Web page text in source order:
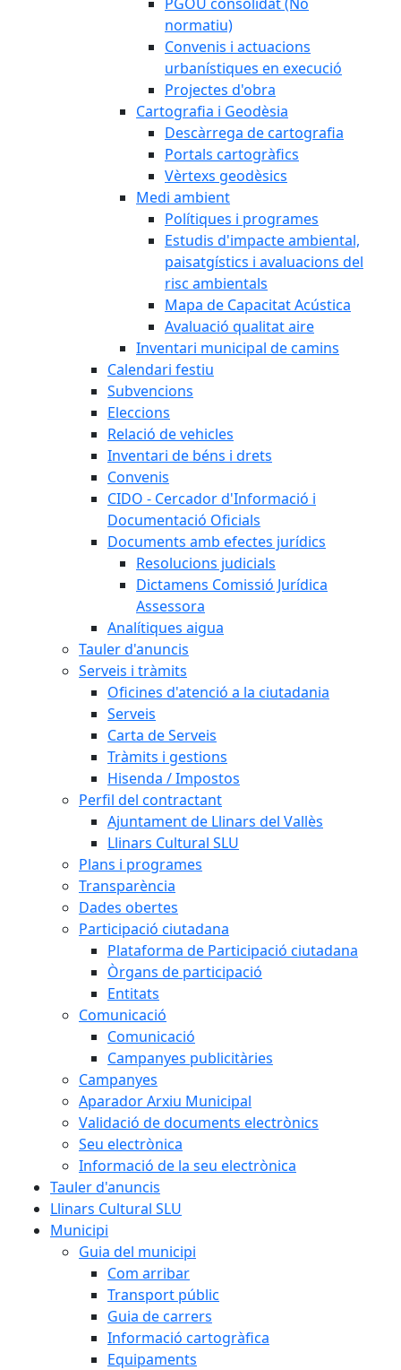
normatiu)
Convenis i actuacions
urbanístiques en execució
Projectes d'obra
Cartografia i Geodèsia
Descàrrega de cartografia
Portals cartogràfics
Vèrtexs geodèsics
Medi ambient
Polítiques i programes
Estudis d'impacte ambiental,
paisatgístics i avaluacions del
risc ambientals
Mapa de Capacitat Acústica
Avaluació qualitat aire
Inventari municipal de camins
Calendari festiu
Subvencions
Eleccions
Relació de vehicles
Inventari de béns i drets
Convenis
CIDO - Cercador d'Informació i
Documentació Oficials
Documents amb efectes jurídics
Resolucions judicials
Dictamens Comissió Jurídica
Assessora
Analítiques aigua
Tauler d'anuncis
Serveis i tràmits
Oficines d'atenció a la ciutadania
Serveis
Carta de Serveis
Tràmits i gestions
Hisenda / Impostos
Perfil del contractant
Ajuntament de Llinars del Vallès
Llinars Cultural SLU
Plans i programes
Transparència
Dades obertes
Participació ciutadana
Plataforma de Participació ciutadana
Òrgans de participació
Entitats
Comunicació
Comunicació
Campanyes publicitàries
Campanyes
Aparador Arxiu Municipal
Validació de documents electrònics
Seu electrònica
Informació de la seu electrònica
Tauler d'anuncis
Llinars Cultural SLU
Municipi
Guia del municipi
Com arribar
Transport públic
Guia de carrers
Informació cartogràfica
Equipaments